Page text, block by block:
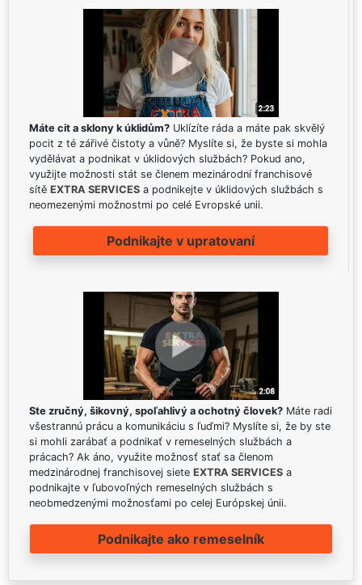
Máte cit a sklony k úklidům? Uklízíte ráda a máte pak skvělý
pocit z té zářivé čistoty a vůně? Myslíte si, že byste si mohla
vydělávat a podnikat v úklidových službách? Pokud ano,
využijte možnosti stát se členem mezinárodní franchisové
sítě EXTRA SERVICES a podnikejte v úklidových službách s
neomezenými možnostmi po celé Evropské unii.
Podnikajte v upratovaní
Ste zručný, šikovný, spoľahlivý a ochotný človek? Máte radi
všestrannú prácu a komunikáciu s ľuďmi? Myslíte si, že by ste
si mohli zarábať a podnikať v remeselných službách a
prácach? Ak áno, využite možnosť stať sa členom
medzinárodnej franchisovej siete EXTRA SERVICES a
podnikajte v ľubovoľných remeselných službách s
neobmedzenými možnosťami po celej Európskej únii.
Podnikajte ako remeselník